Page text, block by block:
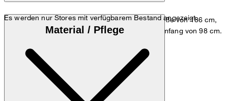
Es werden nur Stores mit verfügbarem Bestand angezeigt.
Das Model trägt die Größe M bei einer Körpergröße von 186 cm,
einem Brustumfang von 98 cm und einem Hüftumfang von 98 cm.
Größentabelle
Material / Pflege